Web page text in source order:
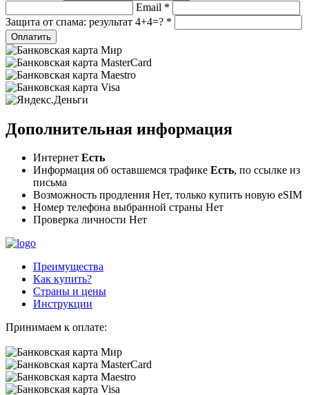
Email *
Защита от спама: результат 4+4=? *
Дополнительная информация
Интернет Есть
Информация об оставшемся трафике Есть, по ссылке из
письма
Возможность продления Нет, только купить новую eSIM
Номер телефона выбранной страны Нет
Проверка личности Нет
Преимущества
Как купить?
Страны и цены
Инструкции
Принимаем к оплате: